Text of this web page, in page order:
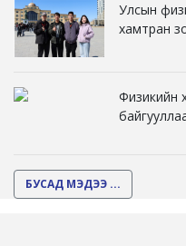
Улсын
хамтран
Физикийн
БУСАД МЭДЭЭ ...